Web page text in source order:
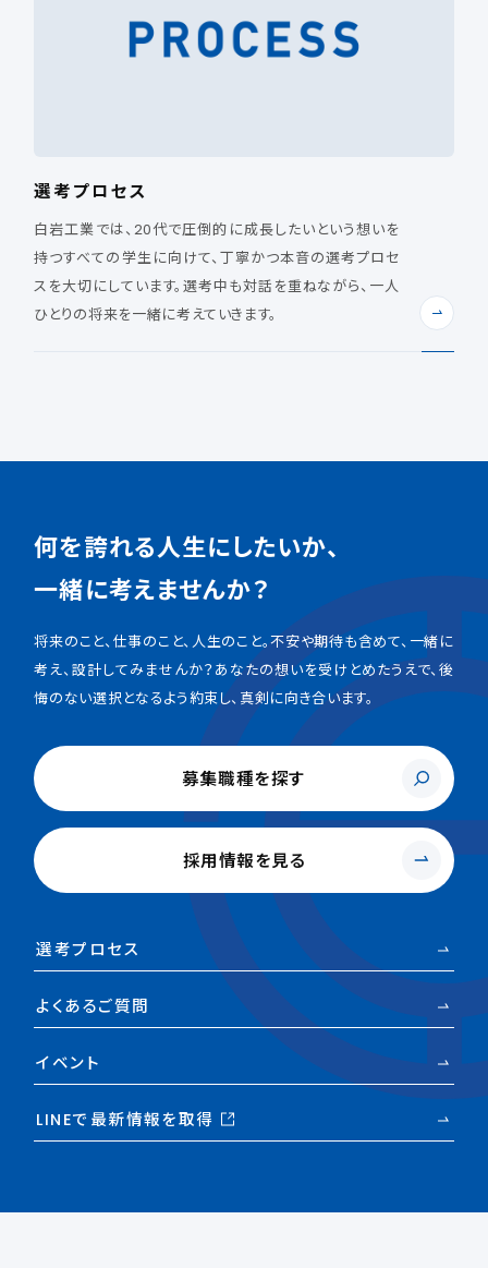
選考プロセス
白岩工業では、20代で圧倒的に成長したいという想いを
持つすべての学生に向けて、丁寧かつ本音の選考プロセ
スを大切にしています。選考中も対話を重ねながら、一人
ひとりの将来を一緒に考えていきます。
何を誇れる人生にしたいか、
一緒に考えませんか？
将来のこと、仕事のこと、人生のこと。不安や期待も含めて、一緒に
考え、設計してみませんか？あなたの想いを受けとめたうえで、後
悔のない選択となるよう約束し、真剣に向き合います。
募集職種を探す
採用情報を見る
選考プロセス
よくあるご質問
イベント
LINEで最新情報を取得